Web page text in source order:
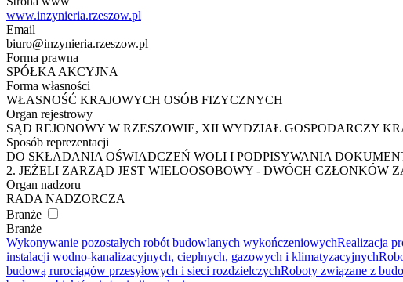
www.inzynieria.rzeszow.pl
Email
biuro@inzynieria.rzeszow.pl
Forma prawna
SPÓŁKA AKCYJNA
Forma własności
WŁASNOŚĆ KRAJOWYCH OSÓB FIZYCZNYCH
Organ rejestrowy
SĄD REJONOWY W RZESZOWIE, XII WYDZIAŁ GOSPODARCZY
Sposób reprezentacji
DO SKŁADANIA OŚWIADCZEŃ WOLI I PODPISYWANIA
2. JEŻELI ZARZĄD JEST WIELOOSOBOWY - DWÓCH
Organ nadzoru
RADA NADZORCZA
Branże
Branże
Wykonywanie pozostałych robót budowlanych wykończeniowychRealizacja
instalacji wodno-kanalizacyjnych, cieplnych, gazowych i klimatyzacyjnych
budową rurociągów przesyłowych i sieci rozdzielczychRoboty związane z